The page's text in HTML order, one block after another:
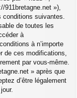
»),
suivantes.
de toutes les
à
à n’importe
de ces modifications,
par vous-même.
» après que
d’être légalement